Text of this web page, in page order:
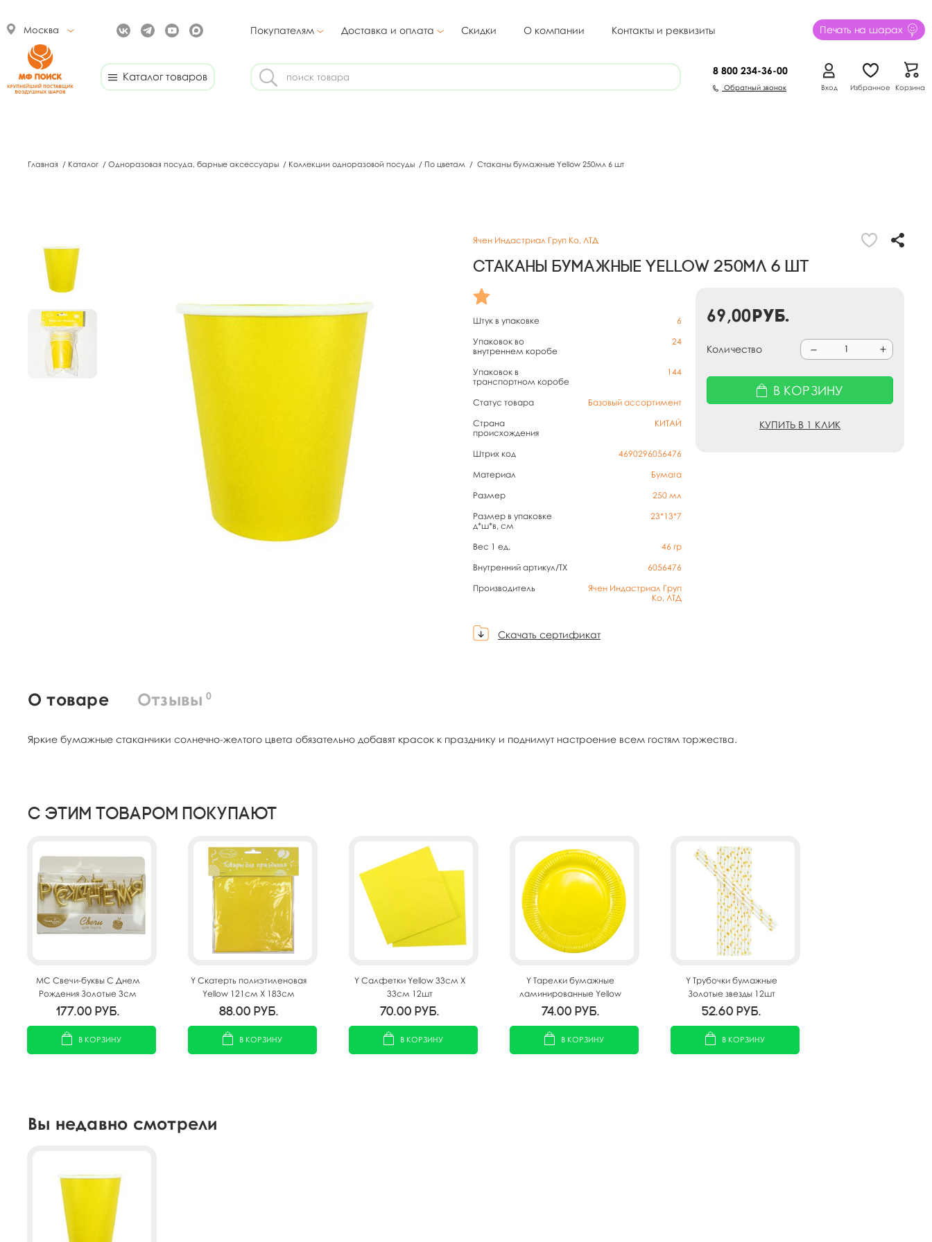
Москва Покупателям Доставка и оплата Скидки О компании Контакты и реквизиты Печать на шарах
Каталог товаров 8 800 234-36-00
Обратный звонок Вход Избранное Корзина
Главная / Каталог / Одноразовая посуда, барные аксессуары / Коллекции одноразовой посуды / По цветам / Стаканы бумажные Yellow 250мл 6 шт
Ячен Индастриал Груп Ко, ЛТД
Стаканы бумажные Yellow 250мл 6 шт
Штук в упаковке
6
Упаковок во
внутреннем коробе
24
Упаковок в
транспортном коробе
144
Статус товара
Базовый ассортимент
Страна
происхождения
КИТАЙ
Штрих код
4690296056476
Материал
Бумага
Размер
250 мл
Размер в упаковке
д*ш*в, см
23*13*7
Вес 1 ед. 46 гр
Внутренний артикул/TX
6056476
Производитель
Ячен Индастриал Груп
Ко, ЛТД
Скачать сертификат
69,00руб.
Количество
В КОРЗИНУ
КУПИТЬ В 1 КЛИК
О товаре Отзывы 0
Яркие бумажные стаканчики солнечно-желтого цвета обязательно добавят красок к празднику и поднимут настроение всем гостям торжества.
С этим товаром покупают
MС Свечи-буквы С Днем
Рождения Золотые 3см
177.00 руб.
В КОРЗИНУ
Y Скатерть полиэтиленовая
Yellow 121см X 183см
88.00 руб.
В КОРЗИНУ
Y Салфетки Yellow 33см X
33см 12шт
70.00 руб.
В КОРЗИНУ
Y Тарелки бумажные
ламинированные Yellow
18см 6шт
74.00 руб.
В КОРЗИНУ
Y Трубочки бумажные
Золотые звезды 12шт
52.60 руб.
В КОРЗИНУ
Вы недавно смотрели